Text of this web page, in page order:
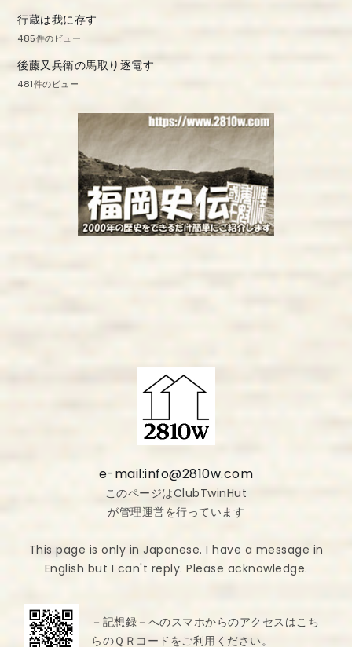
行蔵は我に存す
485件のビュー
後藤又兵衛の馬取り逐電す
481件のビュー
e-mail:info@2810w.com
このページはClubTwinHut
が管理運営を行っています
This page is only in Japanese. I have a message in
English but I can't reply. Please acknowledge.
－記想録－へのスマホからのアクセスはこち
らのＱＲコードをご利用ください。